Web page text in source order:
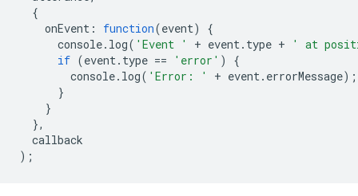
{
onEvent : function(event)
{
console. log( 'Event ' + event. type +
' at
if (event. type == 'error' )
{
console. log( 'Error: ' + event. errorMessage);
}
}
},
callback
);